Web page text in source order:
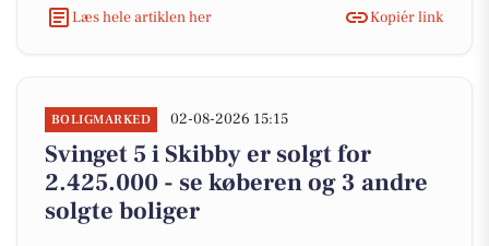
Læs hele artiklen her Kopiér link
BOLIGMARKED 02-08-2026 15:15
Svinget 5 i Skibby er solgt for
2.425.000 - se køberen og 3 andre
solgte boliger